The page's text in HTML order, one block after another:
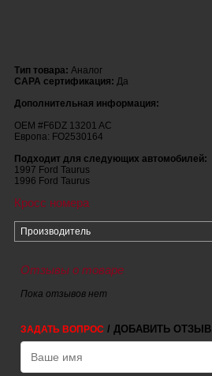
Тип товара: Аналог
CAPA сертификация: Да
Дополнительная информация:
OEM #F6DZ 13201 AC
Европа: FO2530164
Подходит для следующих автомобилей:
1997 Ford Taurus
1996 Ford Taurus
Кросс номера
Производитель
Отзывы о товаре
Пока отзывов нет
ЗАДАТЬ ВОПРОС / ДОБАВИТЬ ОТЗЫВ